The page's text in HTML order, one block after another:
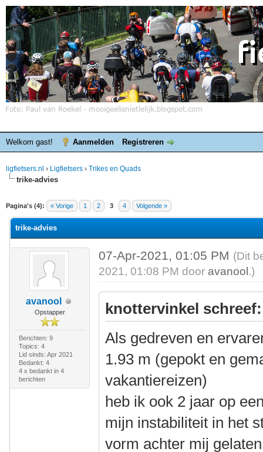
Welkom gast! Aanmelden Registreren
ligfietsers.nl › Ligfietsers › Trikes en Quads
trike-advies
Pagina's (4): « Vorige 1 2 3 4 Volgende »
waardering is 0
trike-advies
avanool
Opstapper
Berichten: 9
Topics: 4
Lid sinds: Apr 2021
Bedankt: 4
4 x bedankt in 4
berichten
07-Apr-2021, 01:05 PM (Dit
2021, 01:08 PM door avanool .)
knottervinkel schreef:
Als gedreven en
1.93 m (gepokt en
vakantiereizen)
heb ik ook 2 jaar op
mijn instabiliteit in het
vorm achter mij